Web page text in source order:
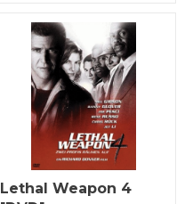
Lethal Weapon 4